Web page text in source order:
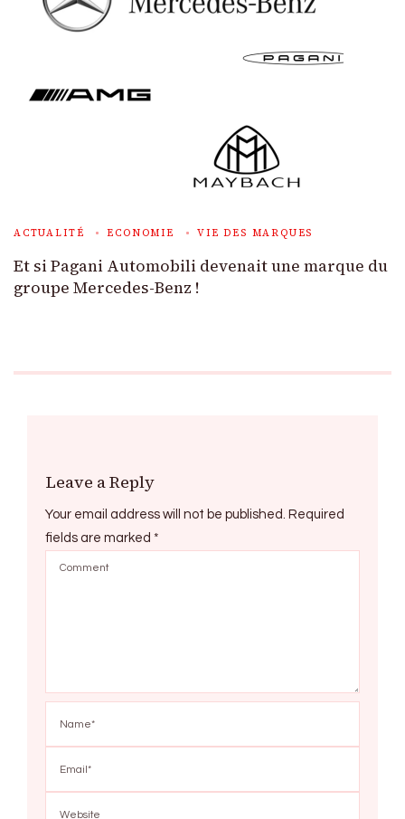
ACTUALITÉ ECONOMIE VIE DES MARQUES
Et si Pagani Automobili devenait une marque du
groupe Mercedes-Benz !
Leave a Reply
Your email address will not be published. Required
fields are marked *